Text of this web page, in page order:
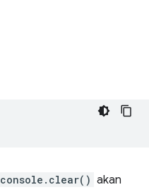
console.clear() akan